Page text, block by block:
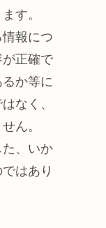
す。
報につ
正確で
か等に
なく、
ん。
た、いか
はあり